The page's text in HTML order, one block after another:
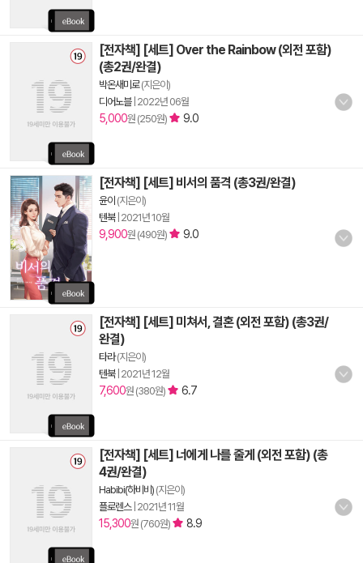
[전자책] [세트] Over the Rainbow (외전 포함)
(총2권/완결)
박온새미로(지은이)
디어노블| 2022년 06월
5,000원 (250원) 9.0
[전자책] [세트] 비서의 품격 (총3권/완결)
윤이 (지은이)
텐북| 2021년 10월
9,900원 (490원) 9.0
[전자책] [세트] 미쳐서, 결혼 (외전 포함) (총3권/
완결)
타라(지은이)
텐북| 2021년 12월
7,600원 (380원) 6.7
[전자책] [세트] 너에게 나를 줄게 (외전 포함) (총
4권/완결)
Habibi(하비비) (지은이)
플로렌스| 2021년 11월
15,300원 (760원) 8.9